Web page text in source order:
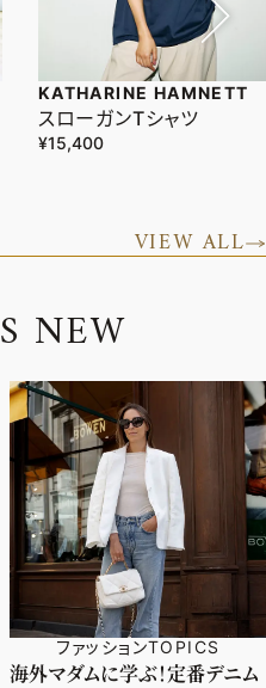
KATHARINE HAMNETT
スローガンTシャツ
¥15,400
VIEW ALL
S NEW
ファッションTOPICS
海外マダムに学ぶ！定番デニム